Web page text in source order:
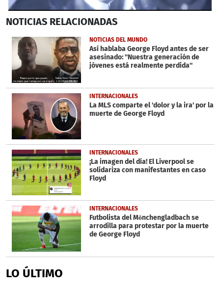
seconds
1
minute,
seconds
NOTICIAS RELACIONADAS
NOTICIAS DEL MUNDO
Así hablaba George Floyd antes de ser
asesinado: ''Nuestra generación de
jóvenes está realmente perdida''
INTERNACIONALES
La MLS comparte el 'dolor y la ira' por la
muerte de George Floyd
INTERNACIONALES
¡La imagen del día! El Liverpool se
solidariza con manifestantes en caso
Floyd
INTERNACIONALES
Futbolista del Mönchengladbach se
arrodilla para protestar por la muerte
de George Floyd
LO ÚLTIMO